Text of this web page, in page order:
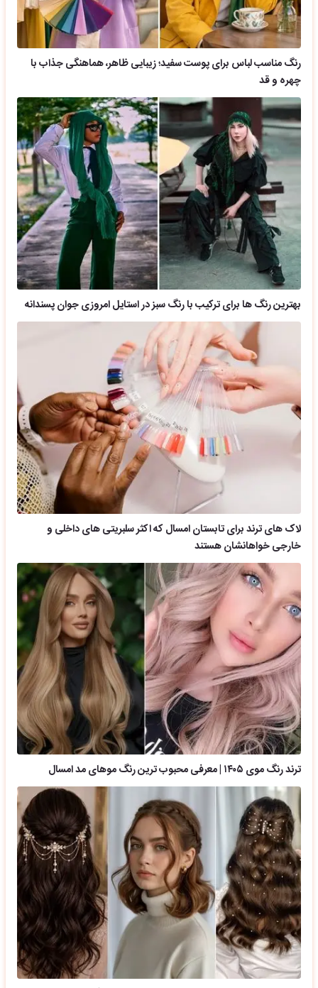
رنگ مناسب لباس برای پوست سفید؛ زیبایی ظاهر، هماهنگی جذاب با
چهره و قد
بهترین رنگ ها برای ترکیب با رنگ سبز در استایل امروزی جوان پسندانه
لاک های ترند برای تابستان امسال که اکثر سلبریتی های داخلی و
خارجی خواهانشان هستند
ترند رنگ موی ۱۴۰۵ | معرفی محبوب ترین رنگ موهای مد امسال